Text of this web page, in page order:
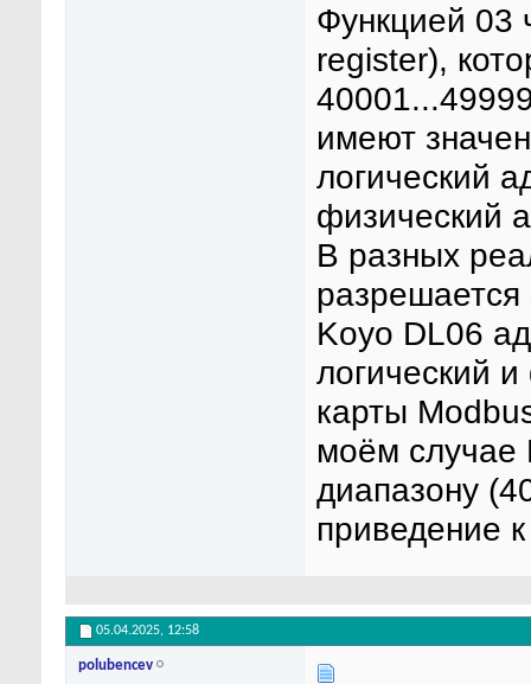
Функцией 03
register),
имеют
логический
физический
В разных
Koyo DL06
логический
карты
моём случае
диапазону
приведение
05.04.2025, 12:58
polubencev